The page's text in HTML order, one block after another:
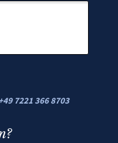
7221 366 8703